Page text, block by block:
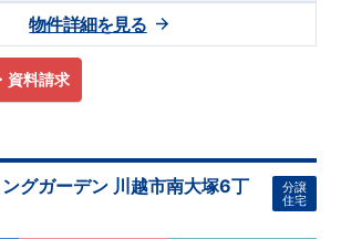
の魅力です。
この価格」をぜひ体験してください。
城東中学校まで徒歩8分 ​・右京こだま保育
すめ ・ワイド洗面台は、機能性・デザイン性
いです！
・フルオープンの対面キッチン
リビングには、高級感やデザイン性をプラス
の壁を採用！ ​・１階のトイレに手洗い場を
所を取らずスタイリッシュなデザイン性で
るペニンシュラキッチンは、タッチレス水栓
資料請求
物件詳細を見る
グガーデン 川越市南大塚6丁
分譲
住宅